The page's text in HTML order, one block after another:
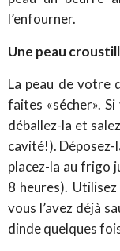
l’enfourner.
Une peau
La peau de votre
faites «sécher».
déballez-la et
cavité!). Déposez-
placez-la au frigo
8 heures).
vous l’avez déjà
dinde quelques